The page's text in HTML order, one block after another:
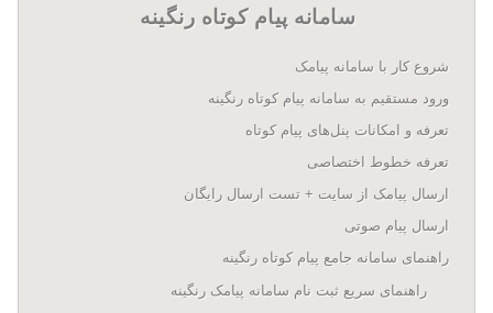
سامانه پيام کوتاه رنگينه
شروع کار با سامانه پيامک
ورود مستقیم به سامانه پیام کوتاه رنگینه
تعرفه و امکانات پنل‌های پيام کوتاه
تعرفه خطوط اختصاصی
ارسال پيامک از سايت + تست ارسال رایگان
ارسال پیام صوتی
راهنمای سامانه جامع پیام کوتاه رنگینه
راهنمای سریع ثبت نام سامانه پیامک رنگینه